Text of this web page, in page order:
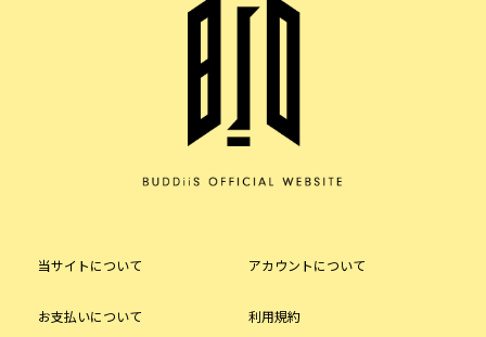
当サイトについて アカウントについて
お支払いについて 利用規約